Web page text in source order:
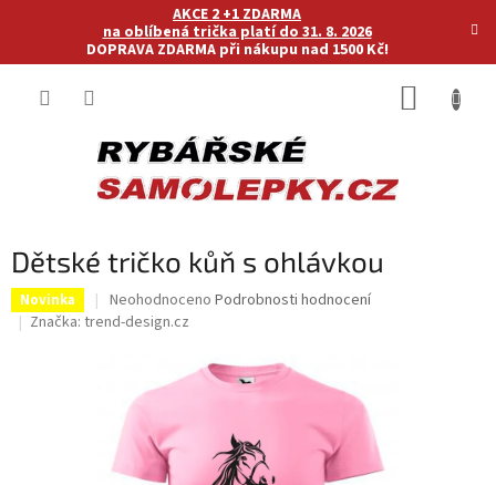
AKCE 2 +1 ZDARMA
na oblíbená trička platí do 31. 8. 2026
DOPRAVA ZDARMA při nákupu nad 1500 Kč!
Dětské tričko kůň s ohlávkou
Novinka
Průměrné
hodnocení
hvězdiček.
Neohodnoceno Podrobnosti hodnocení
Značka: trend-design.cz